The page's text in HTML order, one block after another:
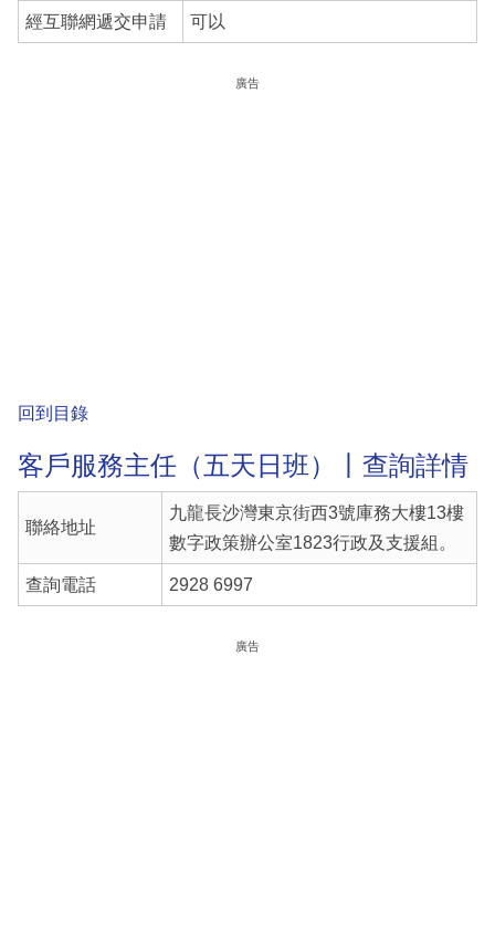
經互聯網遞交申請 可以
廣告
回到目錄
客戶服務主任（五天日班）丨查詢詳情
聯絡地址
九龍長沙灣東京街西3號庫務大樓13樓
數字政策辦公室1823行政及支援組。
查詢電話 2928 6997
廣告